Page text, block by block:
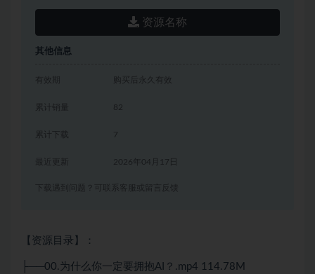
资源名称
其他信息
有效期 购买后永久有效
累计销量 82
累计下载 7
2026年04月17日
下载遇到问题？可联系客服或留言反馈
【资源目录】：
├──00.为什么你一定要拥抱AI？.mp4 114.78M